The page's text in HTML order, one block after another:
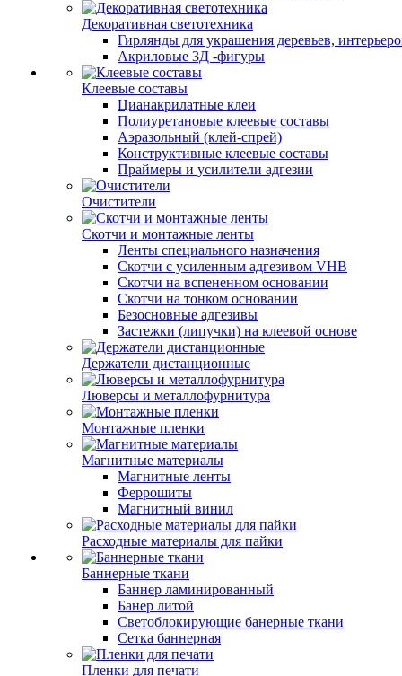
Декоративная светотехника
Гирлянды для украшения деревьев,
Акриловые 3Д -фигуры
Клеевые составы
Цианакрилатные клеи
Полиуретановые клеевые составы
Аэразольный (клей-спрей)
Конструктивные клеевые составы
Праймеры и усилители адгезии
Очистители
Скотчи и монтажные ленты
Ленты специального назначения
Скотчи с усиленным адгезивом VHB
Скотчи на вспененном основании
Скотчи на тонком основании
Безосновные адгезивы
Застежки (липучки) на клеевой основе
Держатели дистанционные
Люверсы и металлофурнитура
Монтажные пленки
Магнитные материалы
Магнитные ленты
Феррошиты
Магнитный винил
Расходные материалы для пайки
Баннерные ткани
Баннер ламинированный
Банер литой
Светоблокирующие банерные ткани
Сетка баннерная
Пленки для печати